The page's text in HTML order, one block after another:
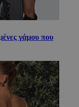
γάμου που